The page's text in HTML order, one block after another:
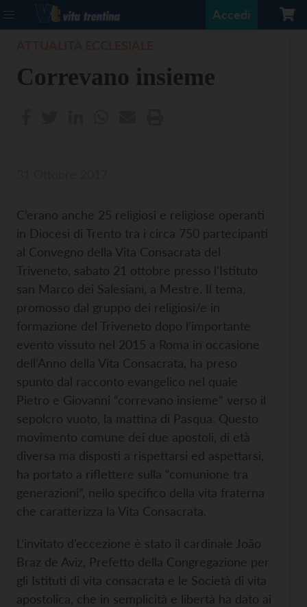
Accedi
Correvano insieme
C’erano anche 25 religiosi e religiose operanti
in Diocesi di Trento tra i circa 750 partecipanti
al Convegno della Vita Consacrata del
Triveneto, sabato 21 ottobre presso l’Istituto
san Marco dei Salesiani, a Mestre. Il tema,
promosso dal gruppo dei religiosi/e in
formazione del Triveneto dopo l’importante
evento vissuto nel 2015 a Roma in occasione
dell’Anno della Vita Consacrata, ha preso
spunto dal racconto evangelico nel quale
Pietro e Giovanni “correvano insieme” verso il
sepolcro vuoto, la mattina di Pasqua. Questo
movimento comune dei due apostoli, di età
diversa ma disposti a rispettarsi ed aspettarsi,
ha portato a riflettere sulla “comunione tra
generazioni”, nello specifico della vita fraterna
che caratterizza la Vita Consacrata.
L’invitato d’eccezione è stato il cardinale João
Braz de Aviz, Prefetto della Congregazione per
gli Istituti di vita consacrata e le Società di vita
apostolica, che in semplicità e libertà ha dato ai